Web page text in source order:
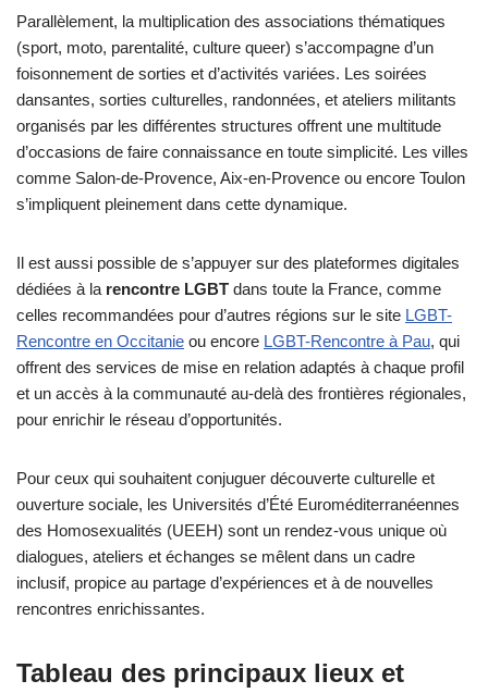
Parallèlement, la multiplication des associations thématiques
(sport, moto, parentalité, culture queer) s’accompagne d’un
foisonnement de sorties et d’activités variées. Les soirées
dansantes, sorties culturelles, randonnées, et ateliers militants
organisés par les différentes structures offrent une multitude
d’occasions de faire connaissance en toute simplicité. Les villes
comme Salon-de-Provence, Aix-en-Provence ou encore Toulon
s’impliquent pleinement dans cette dynamique.
Il est aussi possible de s’appuyer sur des plateformes digitales
dédiées à la rencontre LGBT dans toute la France, comme
celles recommandées pour d’autres régions sur le site LGBT-
Rencontre en Occitanie ou encore LGBT-Rencontre à Pau, qui
offrent des services de mise en relation adaptés à chaque profil
et un accès à la communauté au-delà des frontières régionales,
pour enrichir le réseau d’opportunités.
Pour ceux qui souhaitent conjuguer découverte culturelle et
ouverture sociale, les Universités d’Été Euroméditerranéennes
des Homosexualités (UEEH) sont un rendez-vous unique où
dialogues, ateliers et échanges se mêlent dans un cadre
inclusif, propice au partage d’expériences et à de nouvelles
rencontres enrichissantes.
Tableau des principaux lieux et